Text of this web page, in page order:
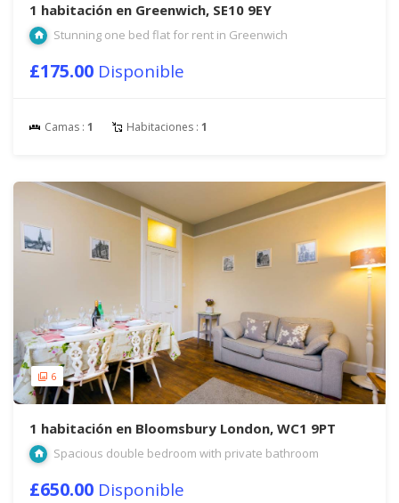
1 habitación en Greenwich, SE10 9EY
Stunning one bed flat for rent in Greenwich
£175.00 Disponible
Camas : 1 Habitaciones : 1
6
1 habitación en Bloomsbury London, WC1 9PT
Spacious double bedroom with private bathroom
£650.00 Disponible